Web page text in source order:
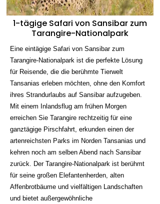
1-tägige Safari von Sansibar zum
Tarangire-Nationalpark
Eine eintägige Safari von Sansibar zum
Tarangire-Nationalpark ist die perfekte Lösung
für Reisende, die die berühmte Tierwelt
Tansanias erleben möchten, ohne den Komfort
ihres Strandurlaubs auf Sansibar aufzugeben.
Mit einem Inlandsflug am frühen Morgen
erreichen Sie Tarangire rechtzeitig für eine
ganztägige Pirschfahrt, erkunden einen der
artenreichsten Parks im Norden Tansanias und
kehren noch am selben Abend nach Sansibar
zurück. Der Tarangire-Nationalpark ist berühmt
für seine großen Elefantenherden, alten
Affenbrotbäume und vielfältigen Landschaften
und bietet außergewöhnliche